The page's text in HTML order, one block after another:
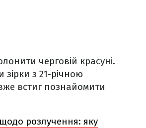
черговій красуні.
зірки з 21-річною
встиг познайомити
розлучення: яку